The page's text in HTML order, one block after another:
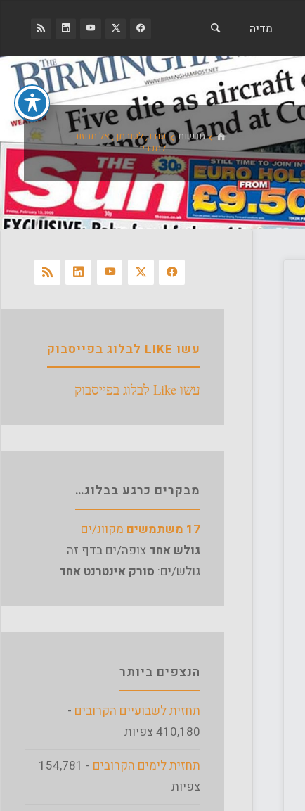
מדיה
ביתחדשות
עודד, לטובתך, אל תחזור
למכבי!
עשו LIKE לבלוג בפייסבוק
עשו Like לבלוג בפייסבוק
מבקרים כרגע בבלוג…
17 משתמשים
מקוונ/ים
גולש אחד צופה/ים בדף זה.
גולש/ים: סורק אינטרנט אחד
הנצפים ביותר
תחזית לשבועיים הקרובים -
410,180 צפיות
תחזית לימים הקרובים
- 154,781
צפיות